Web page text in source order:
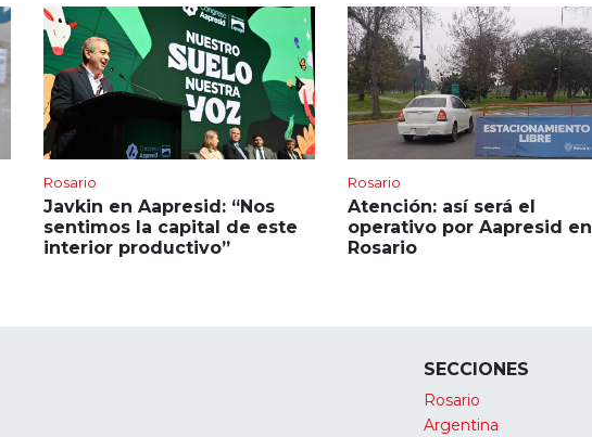
Rosario
Javkin en Aapresid: “Nos
sentimos la capital de este
interior productivo”
Rosario
Atención: así será el
operativo por Aapresid en
Rosario
SECCIONES
Rosario
Argentina